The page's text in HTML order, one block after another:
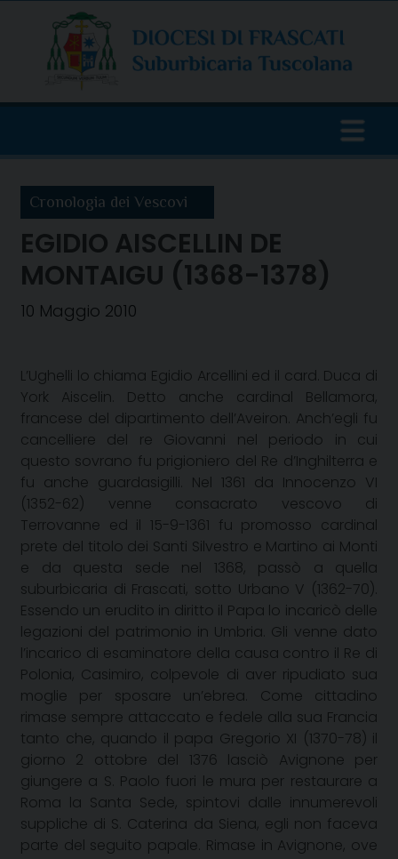
content
Cronologia dei Vescovi
EGIDIO AISCELLIN DE
MONTAIGU (1368-1378)
10 Maggio 2010
L’Ughelli lo chiama Egidio Arcellini ed il card. Duca di
York Aiscelin. Detto anche cardinal Bellamora,
francese del dipartimento dell’Aveiron. Anch’egli fu
cancelliere del re Giovanni nel periodo in cui
questo sovrano fu prigioniero del Re d’Inghilterra e
fu anche guardasigilli. Nel 1361 da Innocenzo VI
(1352-62) venne consacrato vescovo di
Terrovanne ed il 15-9-1361 fu promosso cardinal
prete del titolo dei Santi Silvestro e Martino ai Monti
e da questa sede nel 1368, passò a quella
suburbicaria di Frascati, sotto Urbano V (1362-70).
Essendo un erudito in diritto il Papa lo incaricò delle
legazioni del patrimonio in Umbria. Gli venne dato
l’incarico di esaminatore della causa contro il Re di
Polonia, Casimiro, colpevole di aver ripudiato sua
moglie per sposare un’ebrea. Come cittadino
rimase sempre attaccato e fedele alla sua Francia
tanto che, quando il papa Gregorio XI (1370-78) il
giorno 2 ottobre del 1376 lasciò Avignone per
giungere a S. Paolo fuori le mura per restaurare a
Roma la Santa Sede, spintovi dalle innumerevoli
suppliche di S. Caterina da Siena, egli non faceva
parte del seguito papale. Rimase in Avignone, ove